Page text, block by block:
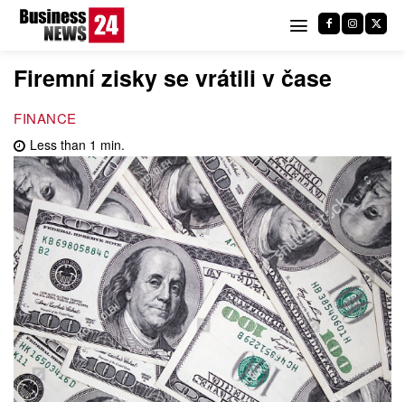
Firemní zisky se vrátili v čase
FINANCE
Less than 1 min.